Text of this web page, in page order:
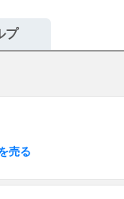
プ
売る